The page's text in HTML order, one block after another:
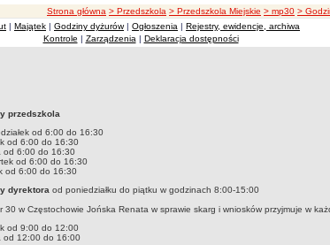
ścieżka nawigacji
Strona główna > Przedszkola > Przedszkola Miejskie > mp30 >
| Majątek | Godziny dyżurów| Ogłoszenia | Rejestry, ewidencje, archiwa
Kontrole | Zarządzenia | Deklaracja dostępności
przedszkola
od 6:00 do 16:30
od 6:00 do 16:30
od 6:00 do 16:30
od 6:00 do 16:30
od 6:00 do 16:30
dyrektora od poniedziałku do piątku w godzinach 8:00-15:00
30 w Częstochowie Jońska Renata w sprawie skarg i wniosków przyjmuje w
od 9:00 do 12:00
od 12:00 do 16:00